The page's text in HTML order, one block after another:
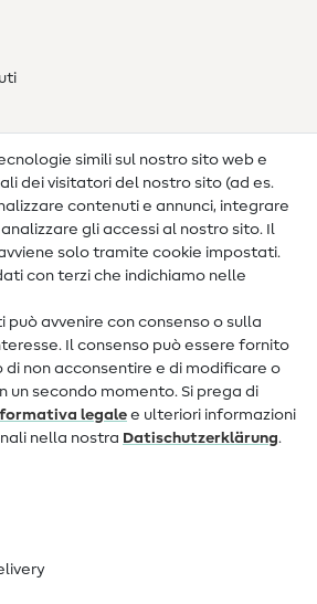
proprietario
simili sul nostro sito web e
dei visitatori del nostro sito (ad es.
contenuti e annunci, integrare
gli accessi al nostro sito. Il
solo tramite cookie impostati.
con terzi che indichiamo nelle
avvenire con consenso o sulla
Il consenso può essere fornito
non acconsentire e di modificare o
un secondo momento. Si prega di
legale e ulteriori informazioni
nella nostra Dati­schutz­erklärung.